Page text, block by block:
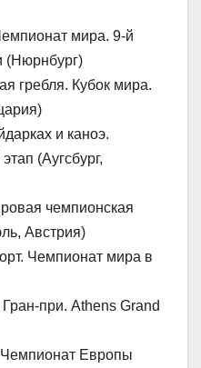
мира. 9-й
(Нюрнбург)
гребля. Кубок мира.
и каноэ.
(Аугсбург,
чемпионская
Австрия)
Чемпионат мира в
при. Athens Grand
Европы